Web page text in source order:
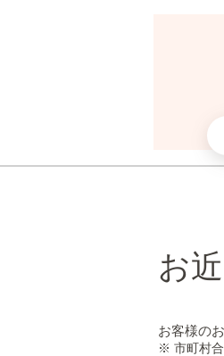
お
お客様の
※ 市町村合